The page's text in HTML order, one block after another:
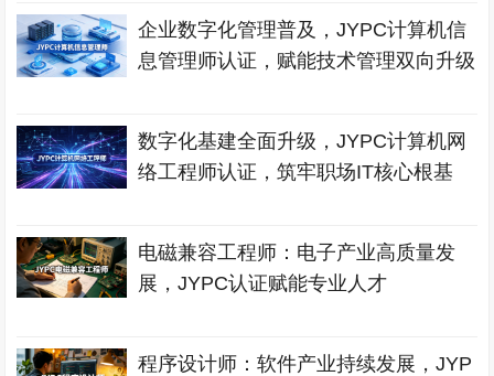
企业数字化管理普及，JYPC计算机信
息管理师认证，赋能技术管理双向升级
数字化基建全面升级，JYPC计算机网
络工程师认证，筑牢职场IT核心根基
电磁兼容工程师：电子产业高质量发
展，JYPC认证赋能专业人才
程序设计师：软件产业持续发展，JYP